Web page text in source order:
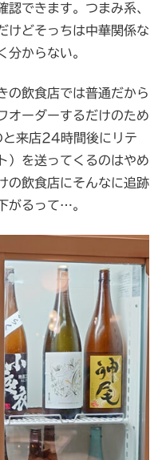
認できます。つまみ系、
けどそっちは中華関係な
分からない。
の飲食店では普通だから
オーダーするだけのため
来店24時間後にリテ
）を送ってくるのはやめ
の飲食店にそんなに追跡
がるって…。